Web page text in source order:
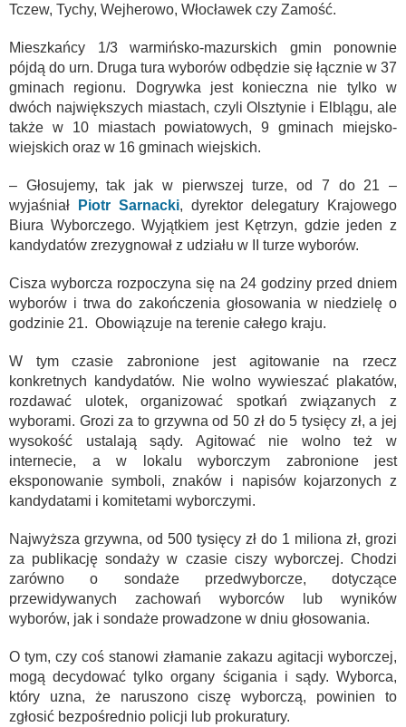
Tczew, Tychy, Wejherowo, Włocławek czy Zamość.
Mieszkańcy 1/3 warmińsko-mazurskich gmin ponownie
pójdą do urn. Druga tura wyborów odbędzie się łącznie w 37
gminach regionu. Dogrywka jest konieczna nie tylko w
dwóch największych miastach, czyli Olsztynie i Elblągu, ale
także w 10 miastach powiatowych, 9 gminach miejsko-
wiejskich oraz w 16 gminach wiejskich.
– Głosujemy, tak jak w pierwszej turze, od 7 do 21 –
wyjaśniał
Piotr Sarnacki, dyrektor delegatury Krajowego
Biura Wyborczego. Wyjątkiem jest Kętrzyn, gdzie jeden z
kandydatów zrezygnował z udziału w II turze wyborów.
Cisza wyborcza rozpoczyna się na 24 godziny przed dniem
wyborów i trwa do zakończenia głosowania w niedzielę o
godzinie 21. Obowiązuje na terenie całego kraju.
W tym czasie zabronione jest agitowanie na rzecz
konkretnych kandydatów. Nie wolno wywieszać plakatów,
rozdawać ulotek, organizować spotkań związanych z
wyborami. Grozi za to grzywna od 50 zł do 5 tysięcy zł, a jej
wysokość ustalają sądy. Agitować nie wolno też w
internecie, a w lokalu wyborczym zabronione jest
eksponowanie symboli, znaków i napisów kojarzonych z
kandydatami i komitetami wyborczymi.
Najwyższa grzywna, od 500 tysięcy zł do 1 miliona zł, grozi
za publikację sondaży w czasie ciszy wyborczej. Chodzi
zarówno o sondaże przedwyborcze, dotyczące
przewidywanych zachowań wyborców lub wyników
wyborów, jak i sondaże prowadzone w dniu głosowania.
O tym, czy coś stanowi złamanie zakazu agitacji wyborczej,
mogą decydować tylko organy ścigania i sądy. Wyborca,
który uzna, że naruszono ciszę wyborczą, powinien to
zgłosić bezpośrednio policji lub prokuratury.